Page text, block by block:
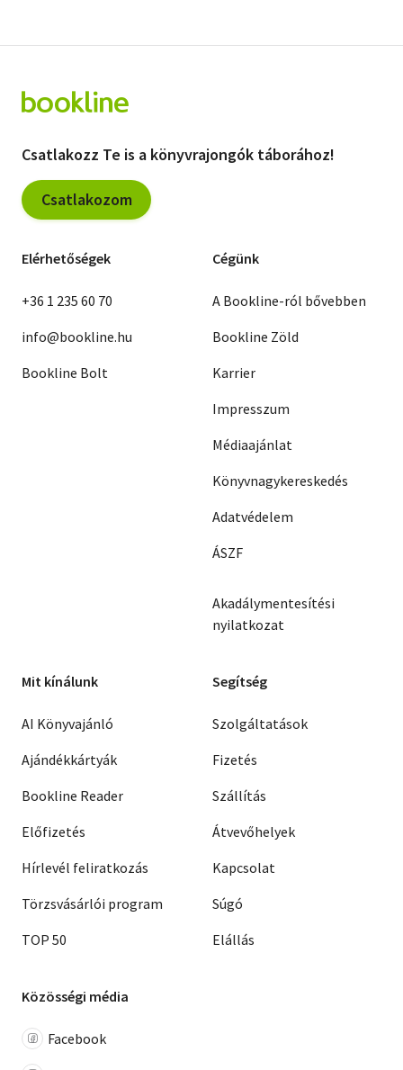
Csatlakozz Te is a könyvrajongók táborához!
Csatlakozom
Elérhetőségek
+36 1 235 60 70
info@bookline.hu
Bookline Bolt
Cégünk
A Bookline-ról bővebben
Bookline Zöld
Karrier
Impresszum
Médiaajánlat
Könyvnagykereskedés
Adatvédelem
ÁSZF
Akadálymentesítési
nyilatkozat
Mit kínálunk
AI Könyvajánló
Ajándékkártyák
Bookline Reader
Előfizetés
Hírlevél feliratkozás
Törzsvásárlói program
TOP 50
Segítség
Szolgáltatások
Fizetés
Szállítás
Átvevőhelyek
Kapcsolat
Súgó
Elállás
Közösségi média
Facebook